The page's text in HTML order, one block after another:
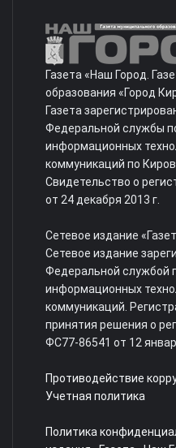
Газета «Наш Город.
образования «Город
Газета
Федеральной службы
информационных
коммуникаций по
Свидетельство о
от 24 декабря 2013 г.
Сетевое издание
Сетевое издание
Федеральной службой
информационных
коммуникаций.
принятия решения о
ФС77-86541 от 12
Противодействие
Учетная политика
Политика